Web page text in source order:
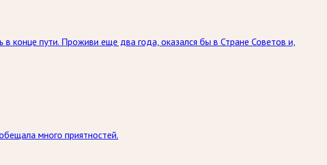
конце пути. Проживи еще два года, оказался бы в Стране Советов и,
много приятностей.